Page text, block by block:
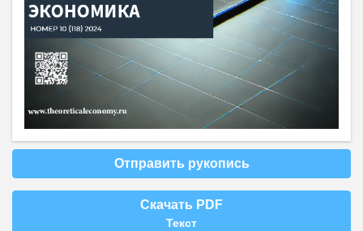
Отправить рукопись
Скачать PDF
Текст